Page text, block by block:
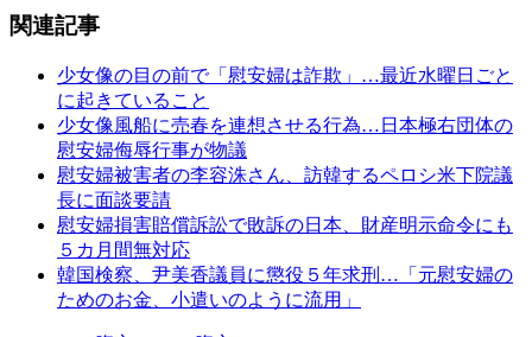
関連記事
少女像の目の前で「慰安婦は詐欺」…最近水曜日ごと
に起きていること
少女像風船に売春を連想させる行為…日本極右団体の
慰安婦侮辱行事が物議
慰安婦被害者の李容洙さん、訪韓するペロシ米下院議
長に面談要請
慰安婦損害賠償訴訟で敗訴の日本、財産明示命令にも
５カ月間無対応
韓国検察、尹美香議員に懲役５年求刑…「元慰安婦の
ためのお金、小遣いのように流用」